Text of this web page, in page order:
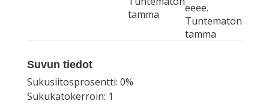
tamma
eeee.
Tuntematon
tamma
Suvun tiedot
Sukusiitosprosentti: 0%
Sukukatokerroin: 1